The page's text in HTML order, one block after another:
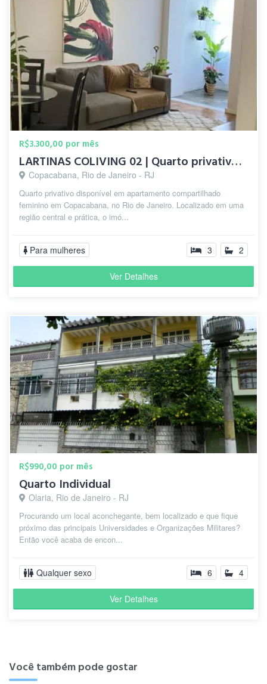
R$3.300,00 por mês
LARTINAS COLIVING 02 | Quarto privativo para mulheres em Cop
Copacabana, Rio de Janeiro - RJ
Quarto privativo disponível em apartamento compartilhado
feminino em Copacabana, no Rio de Janeiro. Localizado em uma
região central e prática, o imó...
Para mulheres 3 2
Ver Detalhes
R$990,00 por mês
Quarto Individual
Olaria, Rio de Janeiro - RJ
Procurando um local aconchegante, bem localizado e que fique
próximo das principais Universidades e Organizações Militares?
Então você acaba de encon...
Qualquer sexo 6 4
Ver Detalhes
Você também pode gostar